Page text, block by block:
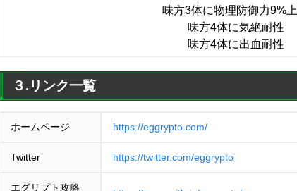
味方3体に物理防御力9%
味方4体に気絶耐性
味方4体に出血耐性
３.リンク一覧
ホームページ https://eggrypto.com/
Twitter https://twitter.com/eggrypto
エグリプト攻略